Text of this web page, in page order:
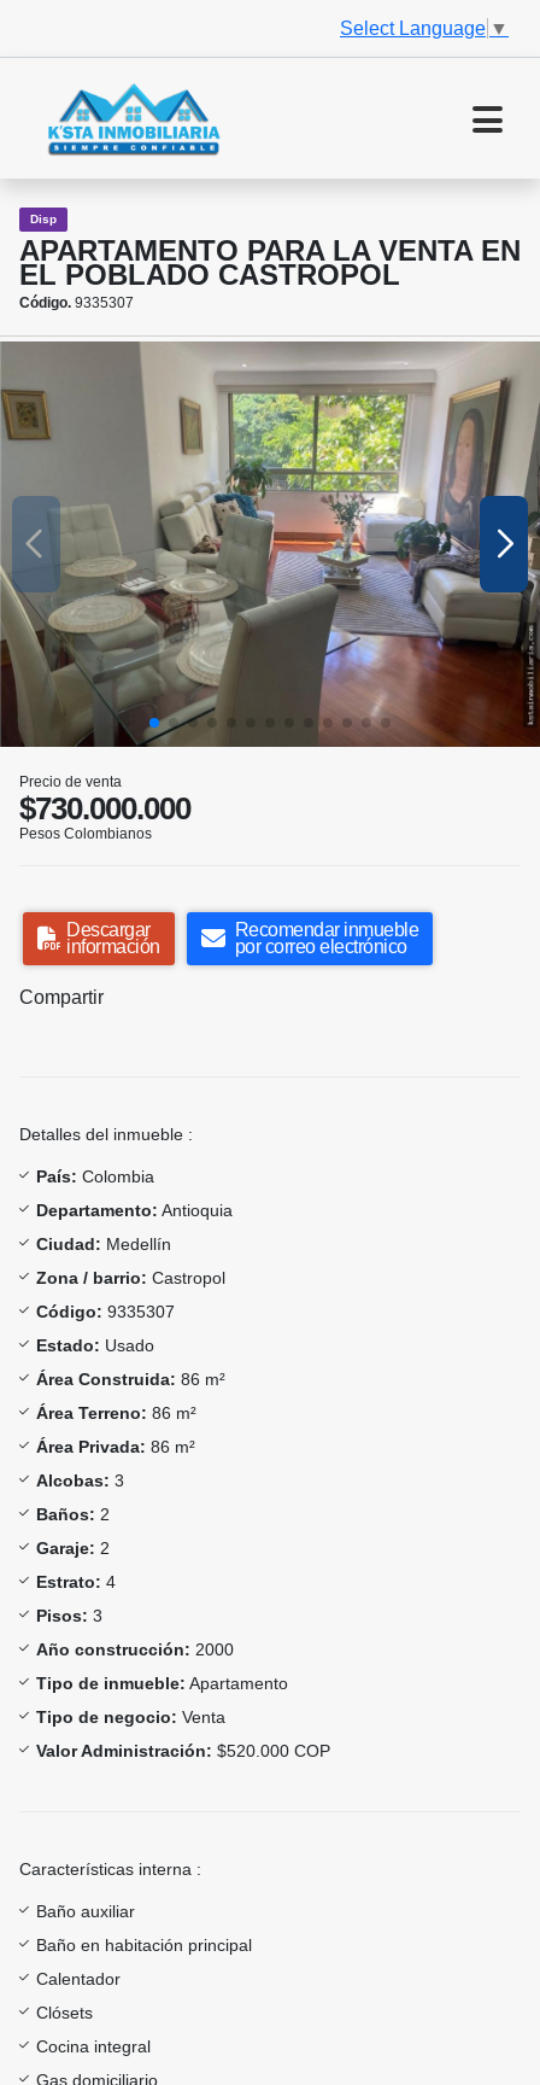
Select Language ▼
Disp
APARTAMENTO PARA LA VENTA EN
EL POBLADO CASTROPOL
Código. 9335307
Precio de venta
$730.000.000
Pesos Colombianos
Descargar
información
Recomendar inmueble
por correo electrónico
Compartir
Detalles del inmueble :
País: Colombia
Departamento: Antioquia
Ciudad: Medellín
Zona / barrio: Castropol
Código: 9335307
Estado: Usado
Área Construida: 86 m²
Área Terreno: 86 m²
Área Privada: 86 m²
Alcobas: 3
Baños: 2
Garaje: 2
Estrato: 4
Pisos: 3
Año construcción: 2000
Tipo de inmueble: Apartamento
Tipo de negocio: Venta
Valor Administración: $520.000 COP
Características interna :
Baño auxiliar
Baño en habitación principal
Calentador
Clósets
Cocina integral
Gas domiciliario